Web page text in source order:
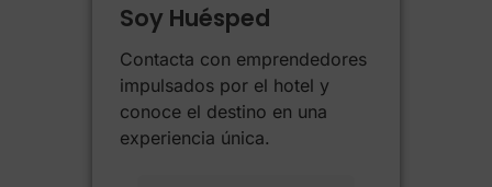
Soy Huésped
Contacta con emprendedores
impulsados por el hotel y
conoce el destino en una
experiencia única.